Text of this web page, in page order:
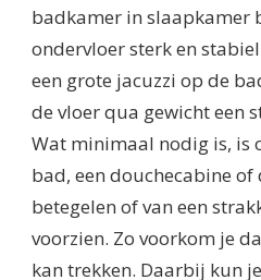
badkamer in slaapkamer
ondervloer sterk en
een grote jacuzzi op de
de vloer qua gewicht een
Wat minimaal nodig is, is
bad, een douchecabine
betegelen of van een
voorzien. Zo voorkom je
kan trekken. Daarbij kun